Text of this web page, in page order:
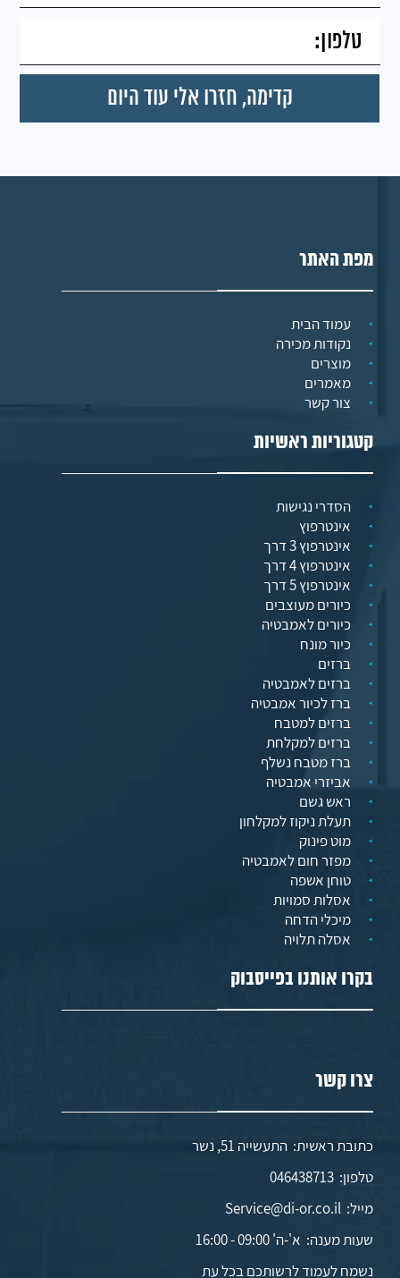
מפת האתר
עמוד הבית
נקודות מכירה
מוצרים
מאמרים
צור קשר
קטגוריות ראשיות
הסדרי נגישות
אינטרפוץ
אינטרפוץ 3 דרך
אינטרפוץ 4 דרך
אינטרפוץ 5 דרך
כיורים מעוצבים
כיורים לאמבטיה
כיור מונח
ברזים
ברזים לאמבטיה
ברז לכיור אמבטיה
ברזים למטבח
ברזים למקלחת
ברז מטבח נשלף
אביזרי אמבטיה
ראש גשם
תעלת ניקוז למקלחון
מוט פינוק
מפזר חום לאמבטיה
טוחן אשפה
אסלות סמויות
מיכלי הדחה
אסלה תלויה
בקרו אותנו בפייסבוק
צרו קשר
כתובת ראשית: התעשייה 51, נשר
טלפון:046438713
מייל:Service@di-or.co.il
שעות מענה: א'-ה' 09:00 - 16:00
נשמח לעמוד לרשותכם בכל עת